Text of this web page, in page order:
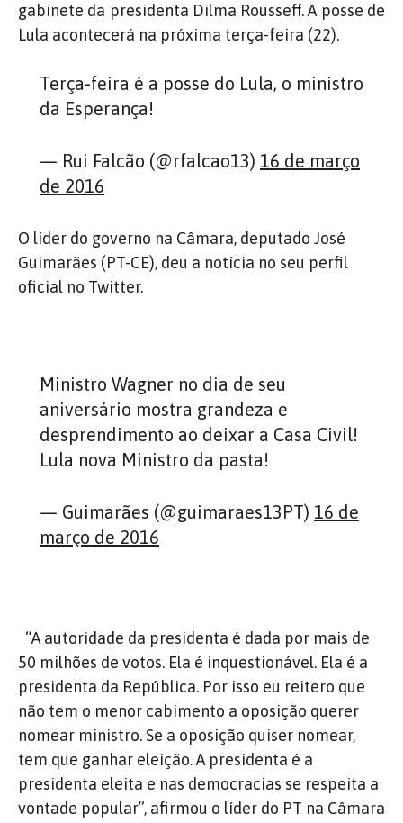
gabinete da presidenta Dilma Rousseff. A posse de
Lula acontecerá na próxima terça-feira (22).
Terça-feira é a posse do Lula, o ministro
da Esperança!
— Rui Falcão (@rfalcao13) 16 de março
de 2016
O líder do governo na Câmara, deputado José
Guimarães (PT-CE), deu a notícia no seu perfil
oficial no Twitter.
Ministro Wagner no dia de seu
aniversário mostra grandeza e
desprendimento ao deixar a Casa Civil!
Lula nova Ministro da pasta!
— Guimarães (@guimaraes13PT) 16 de
março de 2016
“A autoridade da presidenta é dada por mais de
50 milhões de votos. Ela é inquestionável. Ela é a
presidenta da República. Por isso eu reitero que
não tem o menor cabimento a oposição querer
nomear ministro. Se a oposição quiser nomear,
tem que ganhar eleição. A presidenta é a
presidenta eleita e nas democracias se respeita a
vontade popular”, afirmou o líder do PT na Câmara